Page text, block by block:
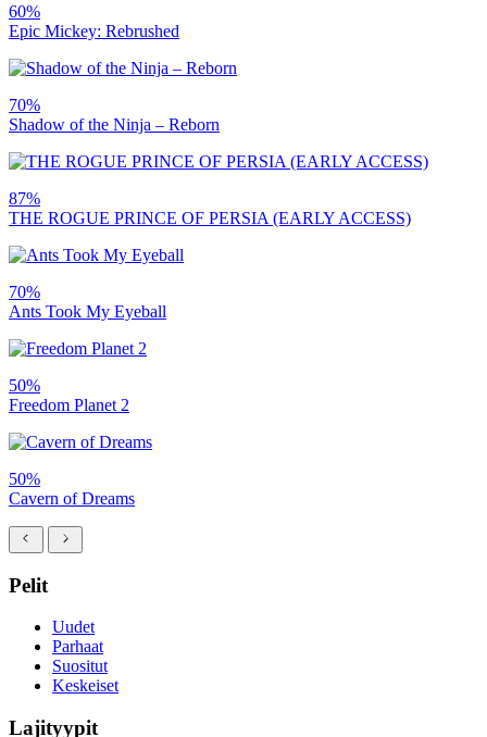
60%
Epic Mickey: Rebrushed
70%
Shadow of the Ninja – Reborn
87%
THE ROGUE PRINCE OF PERSIA (EARLY ACCESS)
70%
Ants Took My Eyeball
50%
Freedom Planet 2
50%
Cavern of Dreams
Pelit
Uudet
Parhaat
Suositut
Keskeiset
Lajityypit